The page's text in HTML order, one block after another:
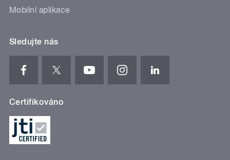
Mobilní aplikace
Sledujte nás
Certifikováno